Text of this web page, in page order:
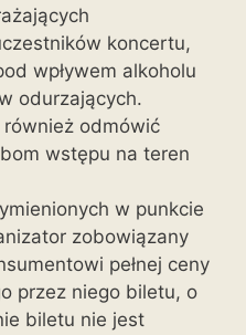
koncertu,
wpływem alkoholu
odurzających.
odmówić
wstępu na teren
w punkcie
zobowiązany
pełnej ceny
przez niego biletu, o
biletu nie jest